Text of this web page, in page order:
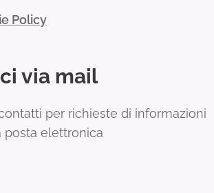
Policy
via mail
per richieste di informazioni
posta elettronica